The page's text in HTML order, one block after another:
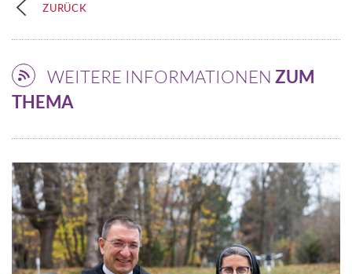
ZURÜCK
WEITERE INFORMATIONEN ZUM
THEMA